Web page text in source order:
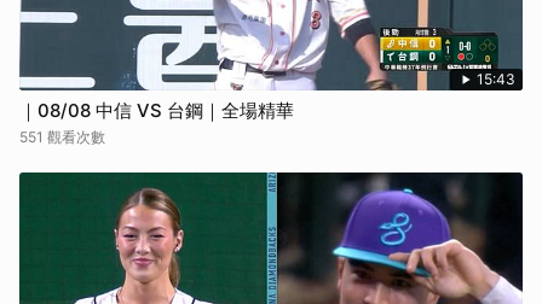
15:43
｜08/08 中信 VS 台鋼｜全場精華
551 觀看次數